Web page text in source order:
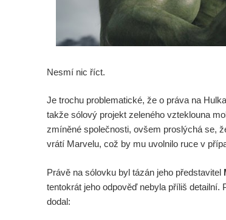
Nesmí nic říct.
Je trochu problematické, že o práva na
takže sólový projekt zeleného vzteklouna
zmíněné společnosti, ovšem proslýchá se,
vrátí Marvelu, což by mu uvolnilo ruce v
Právě na sólovku byl tázán jeho představitel
tentokrát jeho odpověď nebyla příliš detailní.
dodal: